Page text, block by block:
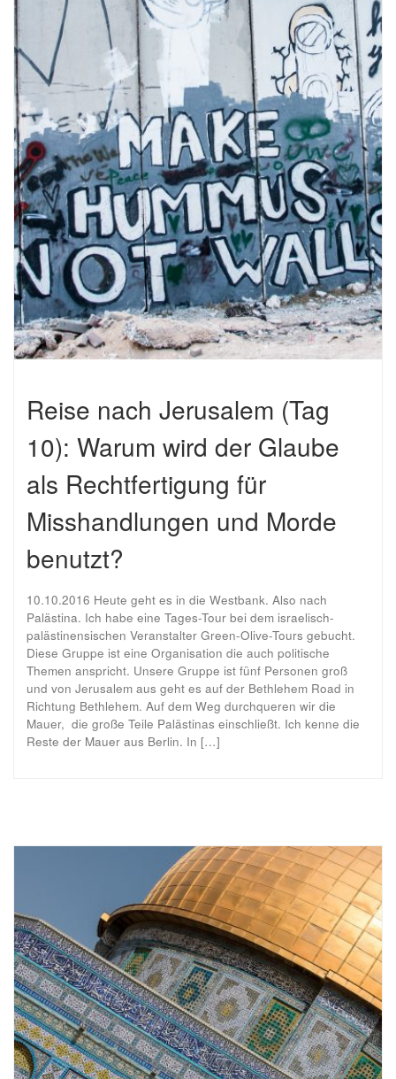
Reise nach Jerusalem (Tag
10): Warum wird der Glaube
als Rechtfertigung für
Misshandlungen und Morde
benutzt?
10.10.2016 Heute geht es in die Westbank. Also nach
Palästina. Ich habe eine Tages-Tour bei dem israelisch-
palästinensischen Veranstalter Green-Olive-Tours gebucht.
Diese Gruppe ist eine Organisation die auch politische
Themen anspricht. Unsere Gruppe ist fünf Personen groß
und von Jerusalem aus geht es auf der Bethlehem Road in
Richtung Bethlehem. Auf dem Weg durchqueren wir die
Mauer, die große Teile Palästinas einschließt. Ich kenne die
Reste der Mauer aus Berlin. In […]